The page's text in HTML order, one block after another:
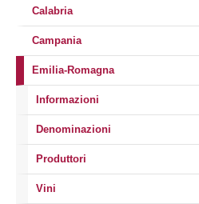
Calabria
Campania
Emilia-Romagna
Informazioni
Denominazioni
Produttori
Vini